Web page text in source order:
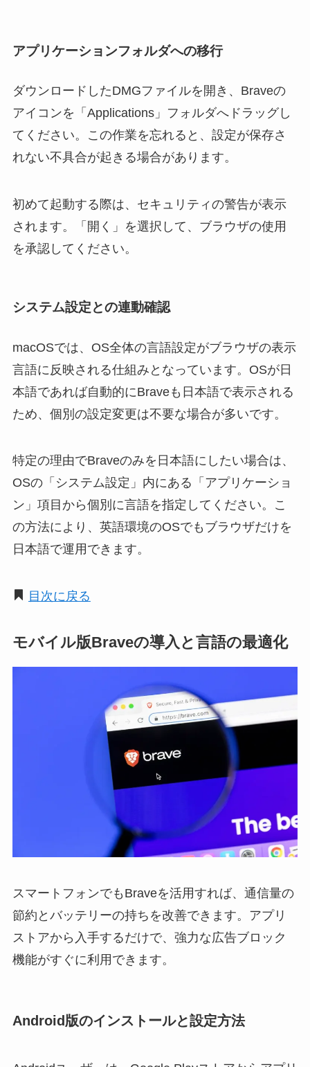
アプリケーションフォルダへの移行
ダウンロードしたDMGファイルを開き、Braveの
アイコンを「Applications」フォルダへドラッグし
てください。この作業を忘れると、設定が保存さ
れない不具合が起きる場合があります。
初めて起動する際は、セキュリティの警告が表示
されます。「開く」を選択して、ブラウザの使用
を承認してください。
システム設定との連動確認
macOSでは、OS全体の言語設定がブラウザの表示
言語に反映される仕組みとなっています。OSが日
本語であれば自動的にBraveも日本語で表示される
ため、個別の設定変更は不要な場合が多いです。
特定の理由でBraveのみを日本語にしたい場合は、
OSの「システム設定」内にある「アプリケーショ
ン」項目から個別に言語を指定してください。こ
の方法により、英語環境のOSでもブラウザだけを
日本語で運用できます。
目次に戻る
モバイル版Braveの導入と言語の最適化
スマートフォンでもBraveを活用すれば、通信量の
節約とバッテリーの持ちを改善できます。アプリ
ストアから入手するだけで、強力な広告ブロック
機能がすぐに利用できます。
Android版のインストールと設定方法